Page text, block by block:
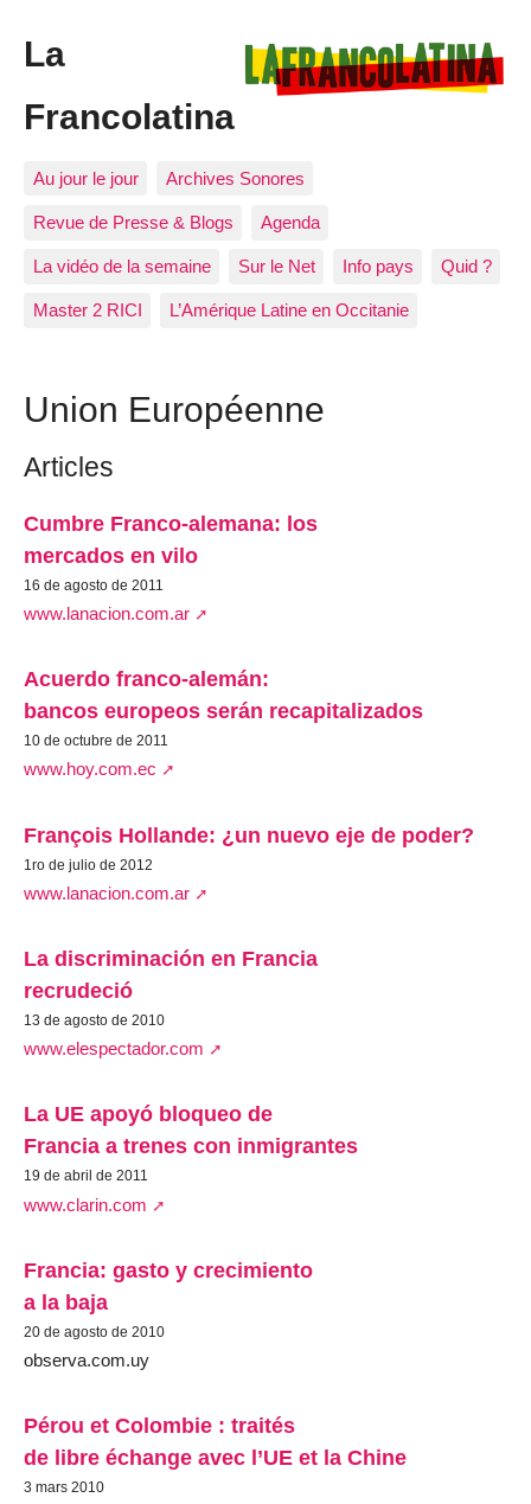
La
Francolatina
Au jour le jour Archives Sonores
Revue de Presse & Blogs Agenda
La vidéo de la semaine Sur le Net Info pays Quid ?
Master 2 RICI L’Amérique Latine en Occitanie
Union Européenne
Articles
Cumbre Franco-alemana: los
mercados en vilo
16 de agosto de 2011
www.lanacion.com.ar
Acuerdo franco-alemán:
bancos europeos serán recapitalizados
10 de octubre de 2011
www.hoy.com.ec
François Hollande: ¿un nuevo eje de poder?
1ro de julio de 2012
www.lanacion.com.ar
La discriminación en Francia
recrudeció
13 de agosto de 2010
www.elespectador.com
La UE apoyó bloqueo de
Francia a trenes con inmigrantes
19 de abril de 2011
www.clarin.com
Francia: gasto y crecimiento
a la baja
20 de agosto de 2010
observa.com.uy
Pérou et Colombie : traités
de libre échange avec l’UE et la Chine
3 mars 2010